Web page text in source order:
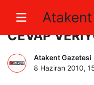
YALOVA’DA
CEVAP
Atakent Gazetesi
8 Haziran 2010,